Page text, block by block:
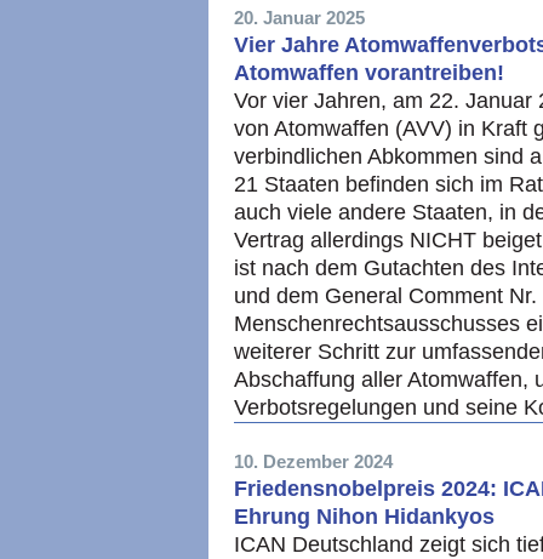
20. Januar 2025
Vier Jahre
Atomwaffen vorantreiben!
Vor vier Jahren, am 22. Januar
von Atomwaffen (AVV) in Kraft
verbindlichen Abkommen sind
21 Staaten befinden sich im
auch viele andere Staaten, in
Vertrag allerdings NICHT
ist nach dem Gutachten des
und dem General Comment
Menschenrechtsausschusses
weiterer Schritt zur
Abschaffung aller Atomwaffen,
Verbotsregelungen und seine
10. Dezember 2024
Friedensnobelpreis 2024:
Ehrung Nihon Hidankyos
ICAN Deutschland zeigt sich